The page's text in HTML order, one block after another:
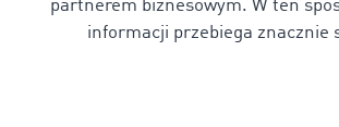
partnerem biznesowym. W ten
informacji przebiega znacznie